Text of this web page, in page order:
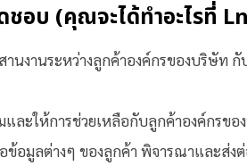
ชอบ (คุณจะได้ทำอะไรที่
านงานระหว่างลูกค้าองค์กรของบริษัท
ละให้การช่วยเหลือกับลูกค้าองค์กรขอ
ข้อมูลต่างๆ ของลูกค้า พิจารณาและส่ง